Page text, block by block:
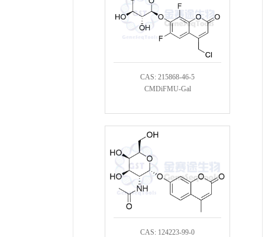
CAS: 215868-46-5
CMDiFMU-Gal
CAS: 124223-99-0